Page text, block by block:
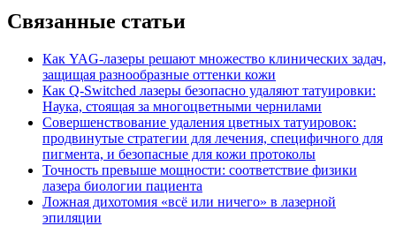
Связанные статьи
Как YAG-лазеры решают множество клинических задач,
защищая разнообразные оттенки кожи
Как Q-Switched лазеры безопасно удаляют татуировки:
Наука, стоящая за многоцветными чернилами
Совершенствование удаления цветных татуировок:
продвинутые стратегии для лечения, специфичного для
пигмента, и безопасные для кожи протоколы
Точность превыше мощности: соответствие физики
лазера биологии пациента
Ложная дихотомия «всё или ничего» в лазерной
эпиляции